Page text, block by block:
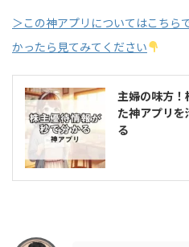
＞この神アプリについてはこちら
かったら見てみてください
主婦の味方
た神アプリ
る